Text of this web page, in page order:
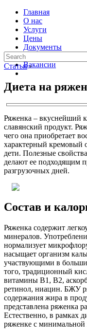
Главная
О нас
Услуги
Цены
Документы
Контакты
Вакансии
Статьи ›
Диета на
Ряженка – вкуснейший
славянский продукт.
чего она приобретает
характерный кремовый
дети. Полезные
делают ее подходящим
разгрузочных дней.
Состав и
Ряженка содержит
минералов.
нормализует
насыщает организм
участвующими в
того, традиционный
витамины B1, B2,
ретинол, ниацин. БЖУ
содержания жира в
представлена ряженка
Естественно, в рамках
ряженке с минимальной